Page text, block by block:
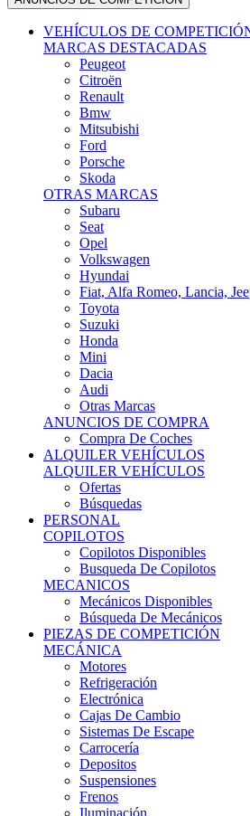
VEHÍCULOS DE COMPETICIÓN
MARCAS DESTACADAS
Peugeot
Citroën
Renault
Bmw
Mitsubishi
Ford
Porsche
Skoda
OTRAS MARCAS
Subaru
Seat
Opel
Volkswagen
Hyundai
Fiat, Alfa Romeo, Lancia, Jeep
Toyota
Suzuki
Honda
Mini
Dacia
Audi
Otras Marcas
ANUNCIOS DE COMPRA
Compra De Coches
ALQUILER VEHÍCULOS
ALQUILER VEHÍCULOS
Ofertas
Búsquedas
PERSONAL
COPILOTOS
Copilotos Disponibles
Busqueda De Copilotos
MECANICOS
Mecánicos Disponibles
Búsqueda De Mecánicos
PIEZAS DE COMPETICIÓN
MECÁNICA
Motores
Refrigeración
Electrónica
Cajas De Cambio
Sistemas De Escape
Carrocería
Depositos
Suspensiones
Frenos
Iluminación
Llantas